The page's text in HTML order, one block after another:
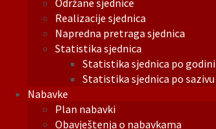
Održane sjednice
Realizacije sjednica
Napredna pretraga sjednica
Statistika sjednica
Statistika sjednica po godini
Statistika sjednica po sazivu
Nabavke
Plan nabavki
Obavještenja o nabavkama